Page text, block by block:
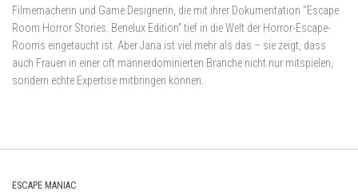
Filmemacherin und Game Designerin, die mit ihrer Dokumentation “Escape
Room Horror Stories: Benelux Edition” tief in die Welt der Horror-Escape-
Rooms eingetaucht ist. Aber Jana ist viel mehr als das – sie zeigt, dass
auch Frauen in einer oft männerdominierten Branche nicht nur mitspielen,
sondern echte Expertise mitbringen können.
ESCAPE MANIAC